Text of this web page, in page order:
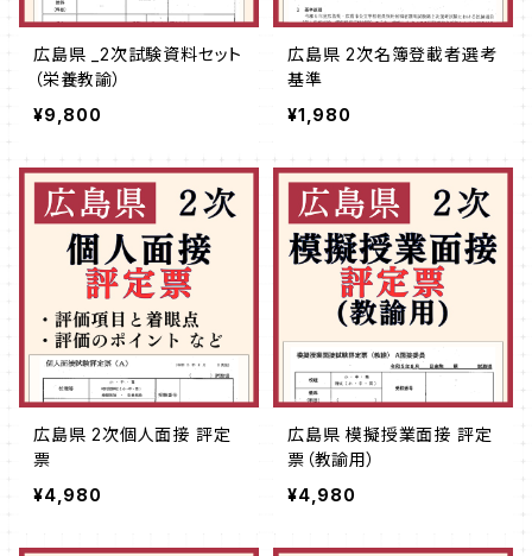
広島県 _2次試験資料セット
（栄養教諭）
¥9,800
広島県 2次名簿登載者選考
基準
¥1,980
広島県 2次個人面接 評定
票
¥4,980
広島県 模擬授業面接 評定
票（教諭用）
¥4,980